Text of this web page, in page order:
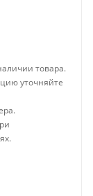
товара.
уточняйте